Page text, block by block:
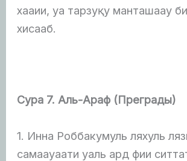
хааии, уа тарзуқу манташаау
хисааб.
Сура 7. Аль-Араф (Преграды)
1. Инна Роббакумуль ляхуль
самаауаати уаль ард фии